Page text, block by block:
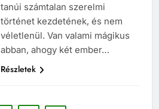
tanúi számtalan szerelmi
történet kezdetének, és nem
véletlenül. Van valami mágikus
abban, ahogy két ember…
Részletek